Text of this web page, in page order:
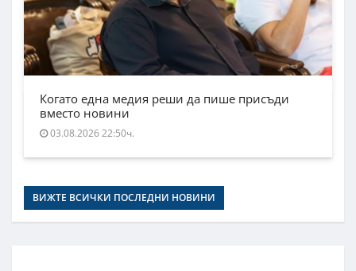
Когато една медия реши да пише присъди
вместо новини
03.08.2026 22:50ч.
ВИЖТЕ ВСИЧКИ ПОСЛЕДНИ НОВИНИ